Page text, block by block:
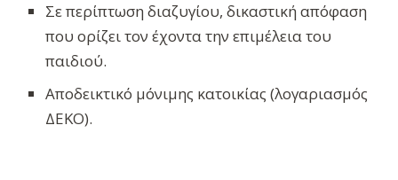
Σε περίπτωση διαζυγίου, δικαστική απόφαση
που ορίζει τον έχοντα την επιμέλεια του
παιδιού.
Αποδεικτικό μόνιμης κατοικίας (λογαριασμός
ΔΕΚΟ).